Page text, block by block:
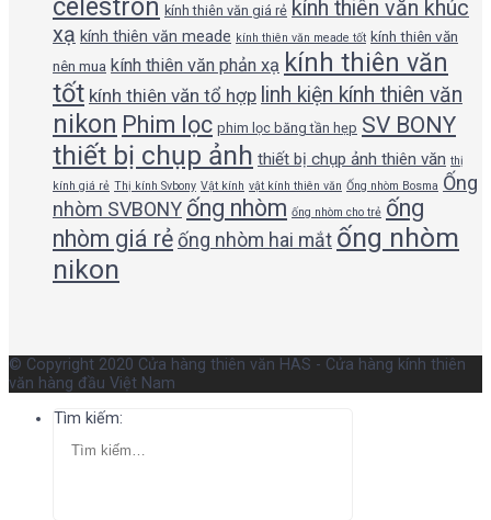
celestron kính thiên văn giá rẻ kính thiên văn khúc
xạ kính thiên văn meade kính thiên văn meade tốt kính thiên văn
nên mua kính thiên văn phản xạ kính thiên văn
tốt kính thiên văn tổ hợp linh kiện kính thiên văn
nikon Phim lọc phim lọc băng tần hẹp SV BONY
thiết bị chụp ảnh thiết bị chụp ảnh thiên văn thị
kính giá rẻ Thị kính Svbony Vật kính vật kính thiên văn Ống nhòm Bosma Ống
nhòm SVBONY ống nhòm ống nhòm cho trẻ ống
nhòm giá rẻ ống nhòm hai mắt ống nhòm
nikon
© Copyright 2020 Cửa hàng thiên văn HAS - Cửa hàng kính thiên
văn hàng đầu Việt Nam
Tìm kiếm: